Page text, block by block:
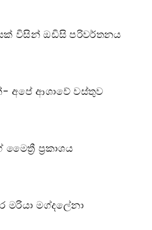
විසින් ඔඩිසි පරිවර්තනය
අපේ ආශාවේ වස්තුව
ප්‍රකාශය
මරියා මග්දලේනා